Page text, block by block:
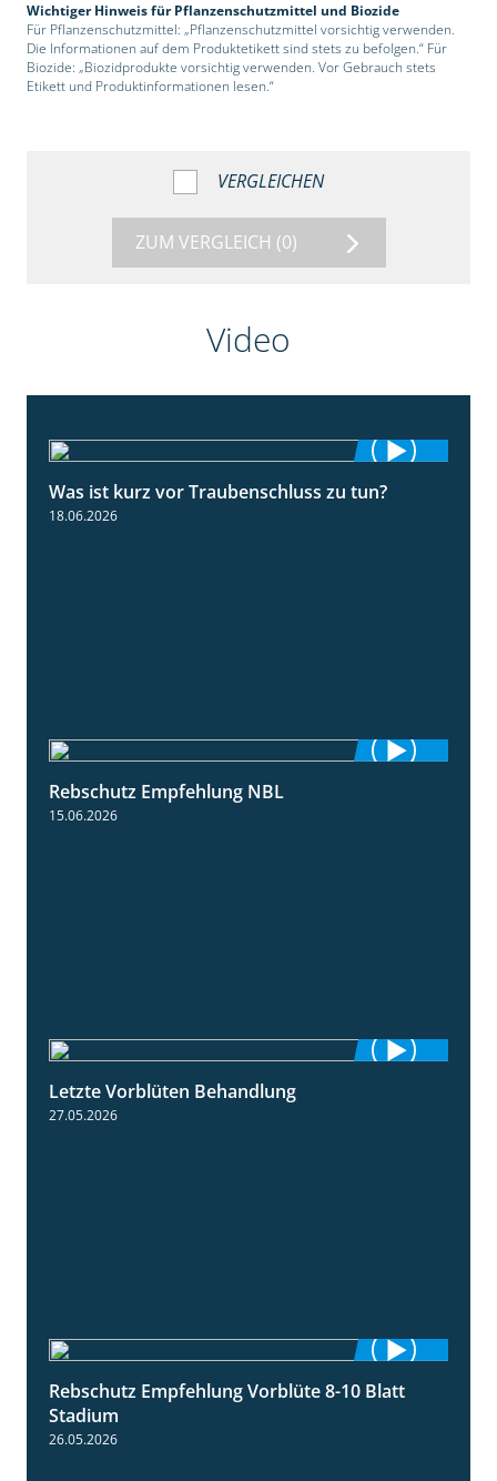
Wichtiger Hinweis für Pflanzenschutzmittel und Biozide
Für Pflanzenschutzmittel: „Pflanzenschutzmittel vorsichtig verwenden.
Die Informationen auf dem Produktetikett sind stets zu befolgen.“ Für
Biozide: „Biozidprodukte vorsichtig verwenden. Vor Gebrauch stets
Etikett und Produktinformationen lesen.“
VERGLEICHEN
ZUM VERGLEICH (0)
Video
5:04
Was ist kurz vor Traubenschluss zu tun?
18.06.2026
Rebschutz Empfehlung NBL
15.06.2026
Letzte Vorblüten Behandlung
27.05.2026
1:55
Rebschutz Empfehlung Vorblüte 8-10 Blatt
Stadium
26.05.2026